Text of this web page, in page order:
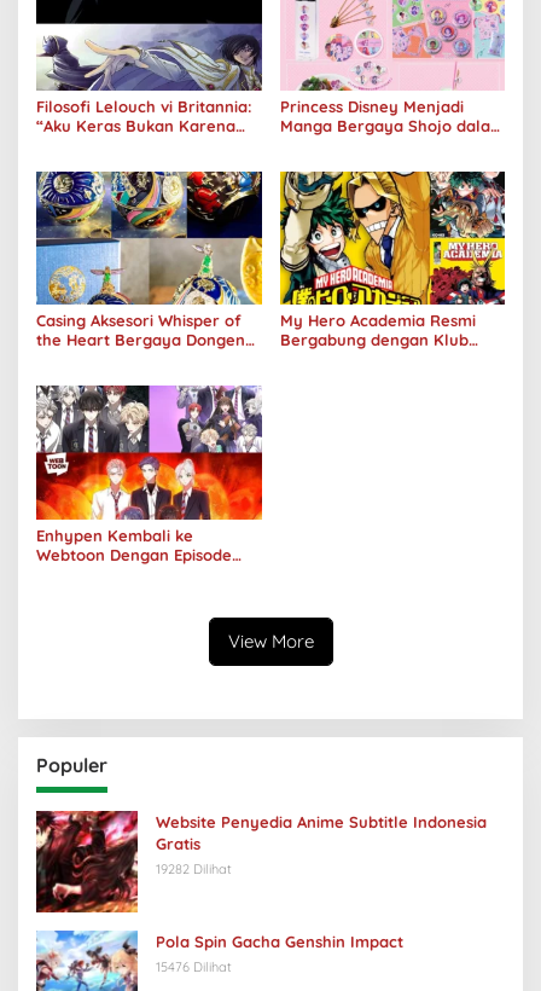
Filosofi Lelouch vi Britannia:
“Aku Keras Bukan Karena
Princess Disney Menjadi
Manga Bergaya Shojo dalam
Casing Aksesori Whisper of
the Heart Bergaya Dongeng
My Hero Academia Resmi
Bergabung dengan Klub
Enhypen Kembali ke
Webtoon Dengan Episode
View More
Populer
Website Penyedia Anime Subtitle Indonesia
Gratis
19282 Dilihat
Pola Spin Gacha Genshin Impact
15476 Dilihat